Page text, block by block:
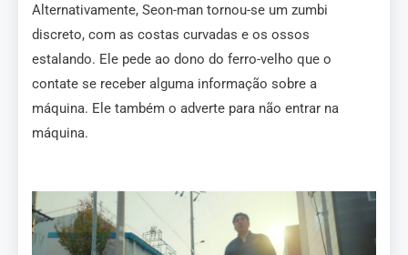
Alternativamente, Seon-man tornou-se um zumbi
discreto, com as costas curvadas e os ossos
estalando. Ele pede ao dono do ferro-velho que o
contate se receber alguma informação sobre a
máquina. Ele também o adverte para não entrar na
máquina.